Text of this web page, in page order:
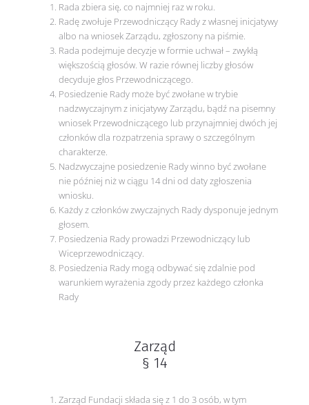
Rada zbiera się, co najmniej raz w roku.
Radę zwołuje Przewodniczący Rady z własnej inicjatywy
albo na wniosek Zarządu, zgłoszony na piśmie.
Rada podejmuje decyzje w formie uchwał – zwykłą
większością głosów. W razie równej liczby głosów
decyduje głos Przewodniczącego.
Posiedzenie Rady może być zwołane w trybie
nadzwyczajnym z inicjatywy Zarządu, bądź na pisemny
wniosek Przewodniczącego lub przynajmniej dwóch jej
członków dla rozpatrzenia sprawy o szczególnym
charakterze.
Nadzwyczajne posiedzenie Rady winno być zwołane
nie później niż w ciągu 14 dni od daty zgłoszenia
wniosku.
Każdy z członków zwyczajnych Rady dysponuje jednym
głosem.
Posiedzenia Rady prowadzi Przewodniczący lub
Wiceprzewodniczący.
Posiedzenia Rady mogą odbywać się zdalnie pod
warunkiem wyrażenia zgody przez każdego członka
Rady
Zarząd
§ 14
Zarząd Fundacji składa się z 1 do 3 osób, w tym